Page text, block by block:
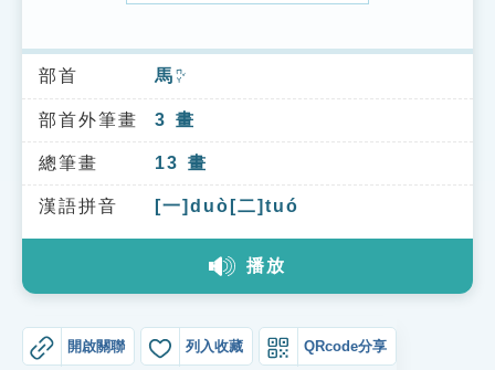
索引選單
知識索引
單字索引
生命大百科索引
教學應用
部首 馬 ㄇㄚˇ
部首外筆畫 3 畫
總筆畫 13 畫
漢語拼音 [一]duò[二]tuó
播放
開啟關聯 列入收藏 QRcode分享